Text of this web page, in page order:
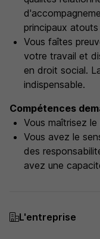
principaux
Vous faîtes
votre travail et
en droit social.
indispensable.
Compétences
Vous maîtrisez
Vous avez le
des
avez une
L'entreprise